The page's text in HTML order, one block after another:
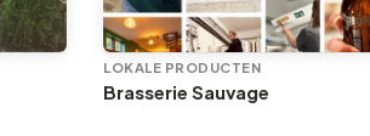
LOKALE PRODUCTEN
Brasserie Sauvage